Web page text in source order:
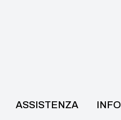
ASSISTENZA INFO